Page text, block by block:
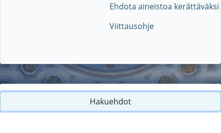
Ehdota aineistoa kerättäväksi
Viittausohje
Hakuehdot